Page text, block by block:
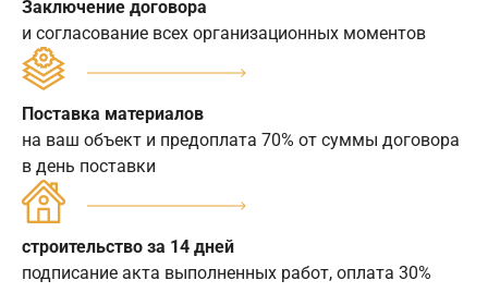
Заключение договора
и согласование всех организационных моментов
Поставка материалов
на ваш объект и предоплата 70% от суммы договора
в день поставки
строительство за 14 дней
подписание акта выполненных работ, оплата 30%